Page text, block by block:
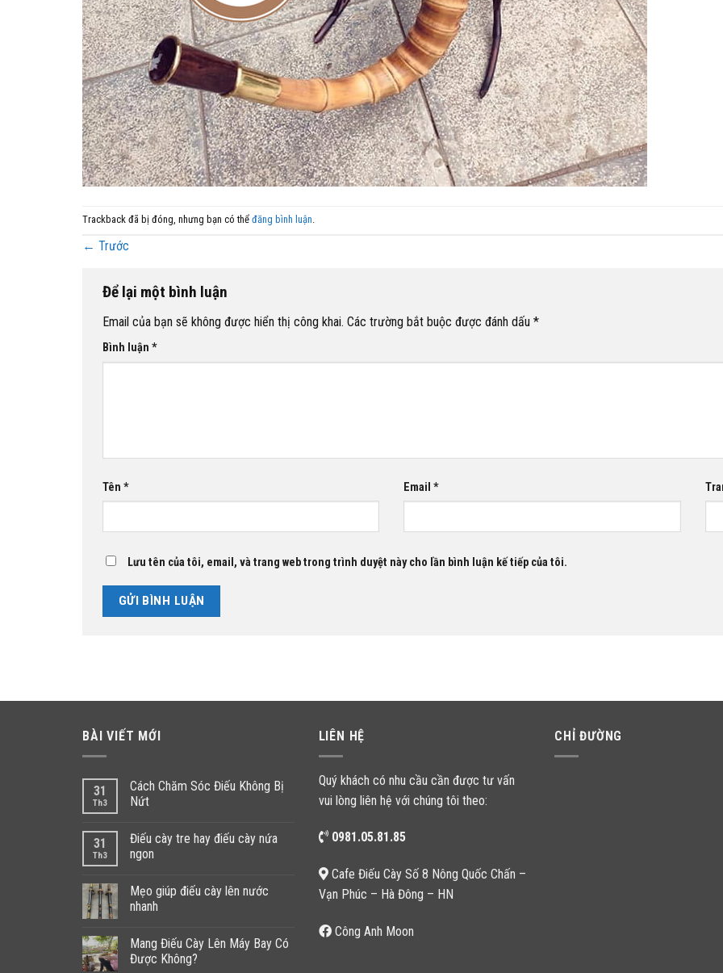
Trackback đã bị đóng, nhưng bạn có thể đăng bình luận
← Trước
Để lại một bình luận
Email của bạn sẽ không được hiển thị công khai. Các trường bắt buộc được đánh dấu *
Bình luận *
Tên * Email*
Lưu tên của tôi, email, và trang web trong trình duyệt này cho lần bình luận kế tiếp của tôi.
BÀI VIẾT MỚI
31
Th3
Cách Chăm Sóc Điếu Không Bị
Nứt
31
Th3
Điếu cày tre hay điếu cày nứa
ngon
Mẹo giúp điếu cày lên nước
nhanh
Mang Điếu Cày Lên Máy Bay Có
Được Không?
LIÊN HỆ
Quý khách có nhu cầu cần được tư vấn
vui lòng liên hệ với chúng tôi theo:
0981.05.81.85
Cafe Điếu Cày Số 8 Nông Quốc Chấn –
Vạn Phúc – Hà Đông – HN
Công Anh Moon
CHỈ ĐƯỜNG